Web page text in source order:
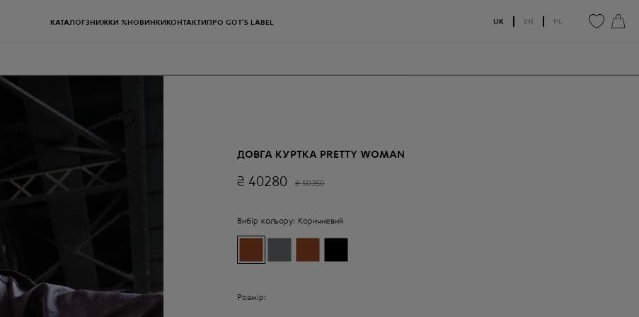
КАТАЛОГЗНИЖКИ % НОВИНКИКОНТАКТИПРО GOT'S LABEL UK EN PL
ДОВГА КУРТКА PRETTY WOMAN
₴ 40280 ₴ 50350
Вибір кольору: Коричневий
Розмір: